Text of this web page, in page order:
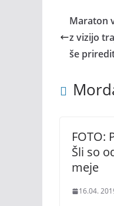
Maraton
z vizijo
še
FOTO:
Šli so
meje
16.04.